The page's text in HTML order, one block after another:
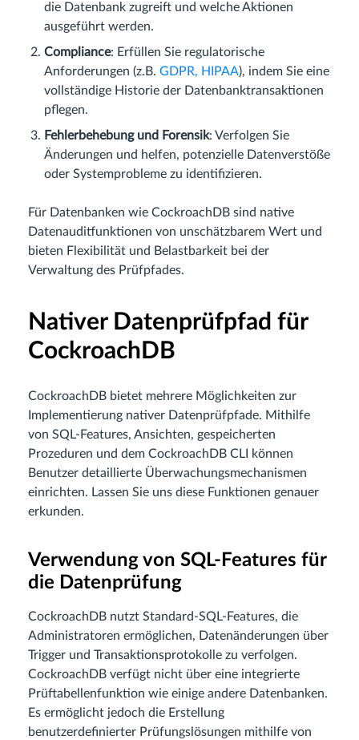
die Datenbank zugreift und welche Aktionen
ausgeführt werden.
Compliance: Erfüllen Sie regulatorische
Anforderungen (z.B. GDPR, HIPAA), indem Sie eine
vollständige Historie der Datenbanktransaktionen
pflegen.
Fehlerbehebung und Forensik: Verfolgen Sie
Änderungen und helfen, potenzielle Datenverstöße
oder Systemprobleme zu identifizieren.
Für Datenbanken wie CockroachDB sind native
Datenauditfunktionen von unschätzbarem Wert und
bieten Flexibilität und Belastbarkeit bei der
Verwaltung des Prüfpfades.
Nativer Datenprüfpfad für
CockroachDB
CockroachDB bietet mehrere Möglichkeiten zur
Implementierung nativer Datenprüfpfade. Mithilfe
von SQL-Features, Ansichten, gespeicherten
Prozeduren und dem CockroachDB CLI können
Benutzer detaillierte Überwachungsmechanismen
einrichten. Lassen Sie uns diese Funktionen genauer
erkunden.
Verwendung von SQL-Features für
die Datenprüfung
CockroachDB nutzt Standard-SQL-Features, die
Administratoren ermöglichen, Datenänderungen über
Trigger und Transaktionsprotokolle zu verfolgen.
CockroachDB verfügt nicht über eine integrierte
Prüftabellenfunktion wie einige andere Datenbanken.
Es ermöglicht jedoch die Erstellung
benutzerdefinierter Prüfungslösungen mithilfe von